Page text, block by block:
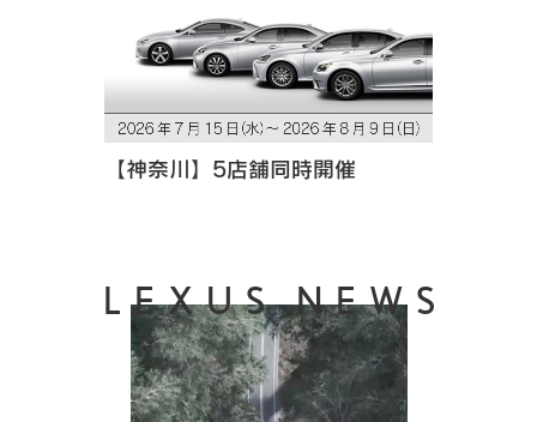
【神奈川】5店舗同時開催
LEXUS NEWS